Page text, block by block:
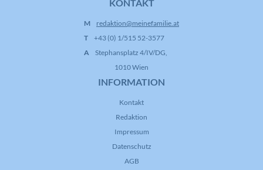
KONTAKT
M
redaktion@meinefamilie.at
T
+43 (0) 1/515 52-3577
A
Stephansplatz 4/IV/DG,
1010 Wien
INFORMATION
Kontakt
Redaktion
Impressum
Datenschutz
AGB